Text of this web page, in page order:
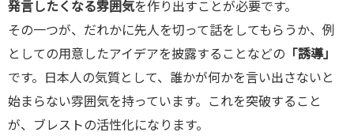
発言したくなる雰囲気を作り出すことが必要です。
その一つが、だれかに先人を切って話をしてもらうか、例
としての用意したアイデアを披露することなどの 「誘導」
です。日本人の気質として、誰かが何かを言い出さないと
始まらない雰囲気を持っています。これを突破すること
が、ブレストの活性化になります。